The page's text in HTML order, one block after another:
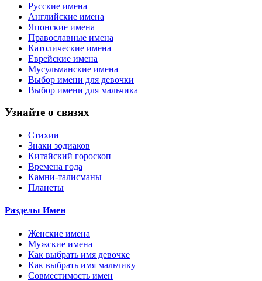
Русские имена
Английские имена
Японские имена
Православные имена
Католические имена
Еврейские имена
Мусульманские имена
Выбор имени для девочки
Выбор имени для мальчика
Узнайте о связях
Стихии
Знаки зодиаков
Китайский гороскоп
Времена года
Камни-талисманы
Планеты
Разделы Имен
Женские имена
Мужские имена
Как выбрать имя девочке
Как выбрать имя мальчику
Совместимость имен